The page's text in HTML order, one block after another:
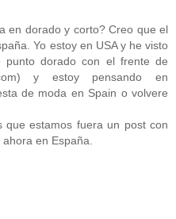
en dorado y corto? Creo que el
Yo estoy en USA y he visto
punto dorado con el frente de
y estoy pensando en
de moda en Spain o volvere
que estamos fuera un post con
en España.